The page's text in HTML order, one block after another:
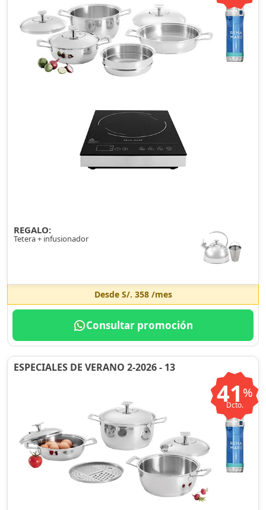
REGALO:
Tetera + infusionador
Desde S/. 358/mes
Consultar promoción
ESPECIALES DE VERANO 2-2026 - 13
41 %
Dcto.